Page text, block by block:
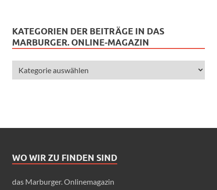
KATEGORIEN DER BEITRÄGE IN DAS
MARBURGER. ONLINE-MAGAZIN
WO WIR ZU FINDEN SIND
das Marburger. Onlinemagazin